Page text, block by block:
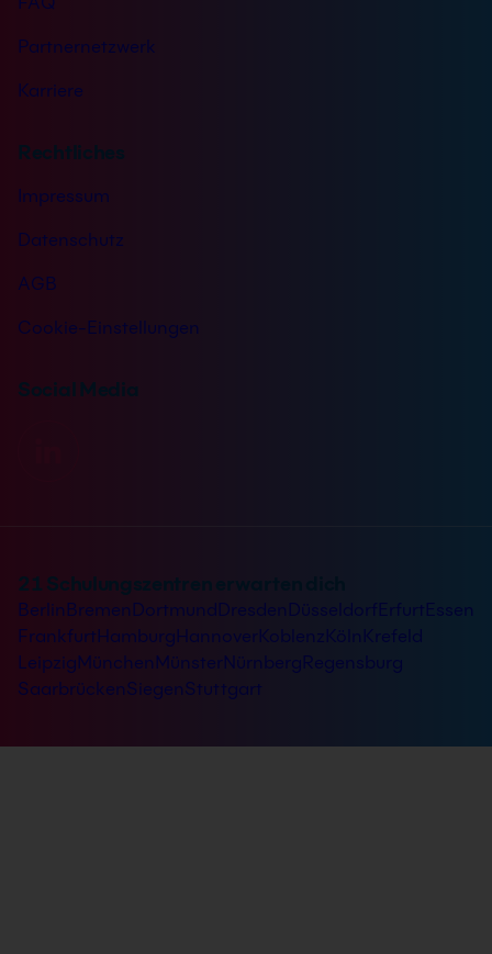
Partnernetzwerk
Karriere
Rechtliches
Impressum
Datenschutz
AGB
Cookie-Einstellungen
Social Media
21 Schulungszentren erwarten dich
Berlin Bremen Dortmund ErfurtEssen
FrankfurtHamburgHannover
Krefeld
LeipzigMünchen Münster
SaarbrückenSiegen Stuttgart